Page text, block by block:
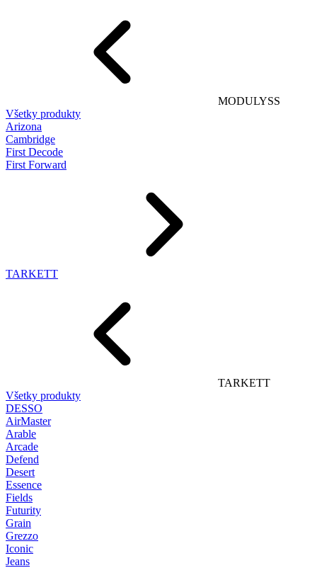
MODULYSS
Všetky produkty
Arizona
Cambridge
First Decode
First Forward
TARKETT
TARKETT
Všetky produkty
DESSO
AirMaster
Arable
Arcade
Defend
Desert
Essence
Fields
Futurity
Grain
Grezzo
Iconic
Jeans